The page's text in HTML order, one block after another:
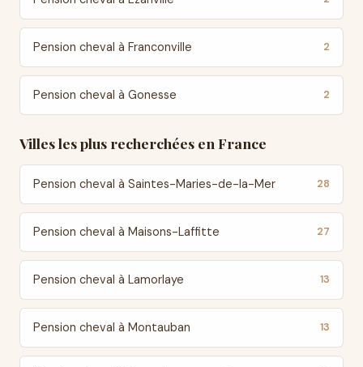
Pension cheval à Franconville 2
Pension cheval à Gonesse 2
Villes les plus recherchées en France
Pension cheval à Saintes-Maries-de-la-Mer 28
Pension cheval à Maisons-Laffitte 27
Pension cheval à Lamorlaye 13
Pension cheval à Montauban 13